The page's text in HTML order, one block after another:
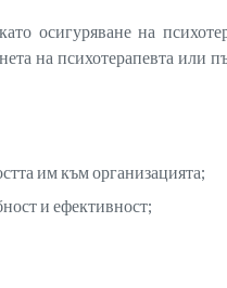
осигуряване на
на психотерапевта или
им към организацията;
и ефективност;